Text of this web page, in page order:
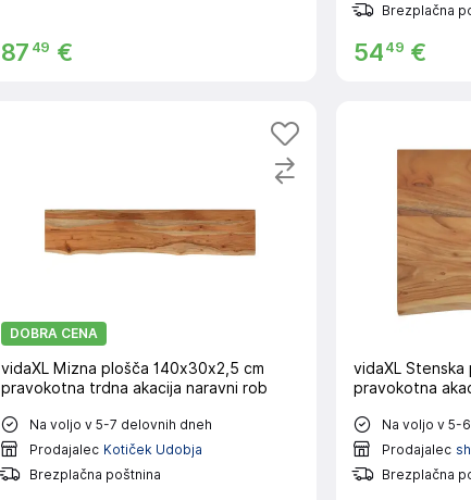
87 49 €
Brezplačna
5449 €
DOBRA CENA
vidaXL Mizna plošča 140x30x2,5 cm
pravokotna trdna akacija naravni rob
Na voljo v 5-7 delovnih dneh
Prodajalec Kotiček Udobja
Brezplačna poštnina
vidaXL
pravokotna
Na voljo v 5-
Prodajalec
Brezplačna